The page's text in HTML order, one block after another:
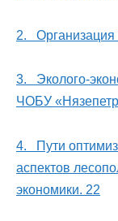
2. Организация
3. Эколого-
ЧОБУ
4. Пути
аспектов
экономики. 22